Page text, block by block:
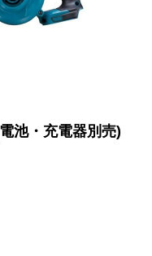
池・充電器別売)